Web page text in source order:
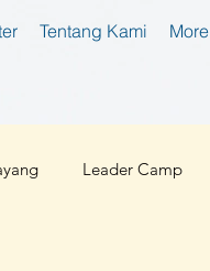
Tentang Kami More
Leader Camp